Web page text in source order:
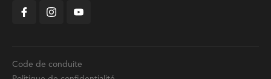
Code de conduite